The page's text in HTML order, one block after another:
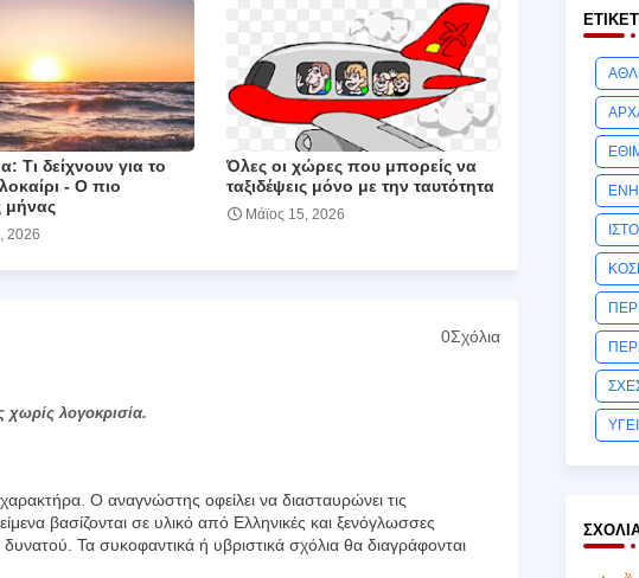
Tι δείχνουν για το
- Ο πιο
μήνας
2026
Όλες οι χώρες που μπορείς να
ταξιδέψεις μόνο με την ταυτότητα
Μάϊος 15, 2026
0Σχόλια
χωρίς λογοκρισία.
Ο αναγνώστης οφείλει να διασταυρώνει τις
βασίζονται σε υλικό από Ελληνικές και ξενόγλωσσες
Τα συκοφαντικά ή υβριστικά σχόλια θα διαγράφονται